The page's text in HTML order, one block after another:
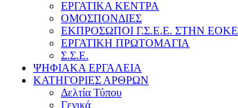
ΕΡΓΑΤΙΚΑ ΚΕΝΤΡΑ
ΟΜΟΣΠΟΝΔΙΕΣ
ΕΚΠΡΟΣΩΠΟΙ Γ.Σ.Ε.Ε. ΣΤΗΝ ΕΟΚΕ
ΕΡΓΑΤΙΚΗ ΠΡΩΤΟΜΑΓΙΑ
Σ.Σ.Ε.
ΨΗΦΙΑΚΑ ΕΡΓΑΛΕΙΑ
ΚΑΤΗΓΟΡΙΕΣ ΑΡΘΡΩΝ
Δελτία Τύπου
Γενικά